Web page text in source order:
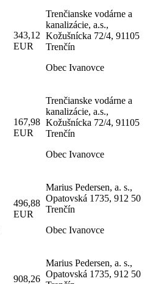
343,12
EUR
Trenčianske vodárne a
kanalizácie, a.s.,
Kožušnícka 72/4, 91105
Trenčín
Obec Ivanovce
167,98
EUR
Trenčianske vodárne a
kanalizácie, a.s.,
Kožušnícka 72/4, 91105
Trenčín
Obec Ivanovce
496,88
EUR
Marius Pedersen, a. s.,
Opatovská 1735, 912 50
Trenčín
Obec Ivanovce
908,26
Marius Pedersen, a. s.,
Opatovská 1735, 912 50